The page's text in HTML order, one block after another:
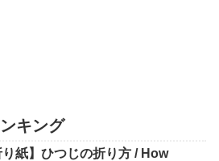
キング
り紙】ひつじの折り方 / How